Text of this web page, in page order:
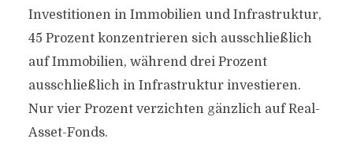
Investitionen in Immobilien und Infrastruktur,
45 Prozent konzentrieren sich ausschließlich
auf Immobilien, während drei Prozent
ausschließlich in Infrastruktur investieren.
Nur vier Prozent verzichten gänzlich auf Real-
Asset-Fonds.